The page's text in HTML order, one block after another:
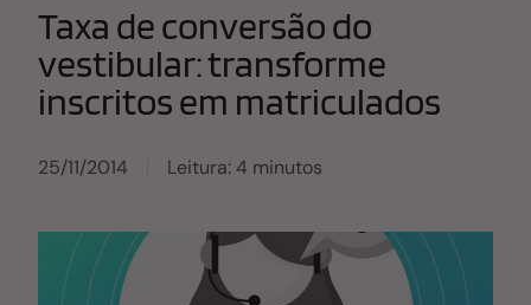
Taxa de conversão do
vestibular: transforme
inscritos em matriculados
25/11/2014 Leitura: 4 minutos